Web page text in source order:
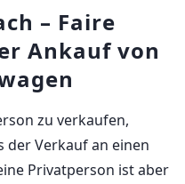
– Faire
Ankauf von
zu verkaufen,
der Verkauf an einen
Privatperson ist aber